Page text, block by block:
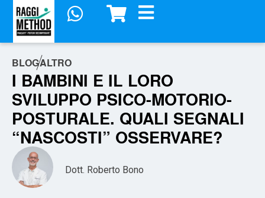
BLOGALTRO
I BAMBINI E IL LORO
SVILUPPO PSICO-MOTORIO-
POSTURALE. QUALI SEGNALI
“NASCOSTI” OSSERVARE?
Dott. Roberto Bono